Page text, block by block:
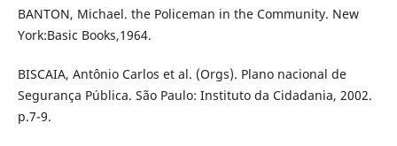
BANTON, Michael. the Policeman in the Community. New
York:Basic Books,1964.
BISCAIA, Antônio Carlos et al. (Orgs). Plano nacional de
Segurança Pública. São Paulo: Instituto da Cidadania, 2002.
p.7-9.